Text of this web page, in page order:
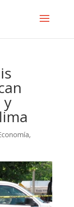
y
,